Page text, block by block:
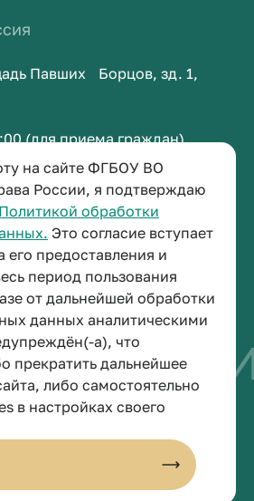
на сайте ФГБОУ ВО
России, я подтверждаю
Политикой обработки
Это согласие вступает
его предоставления и
период пользования
от дальнейшей обработки
данных аналитическими
а), что
прекратить дальнейшее
либо самостоятельно
в настройках своего
Павших Борцов, зд. 1,
(для приема граждан)
Павших Борцов, зд. 1,
(перерыв с 12.30 до 13.00)
медицинский университет
данных